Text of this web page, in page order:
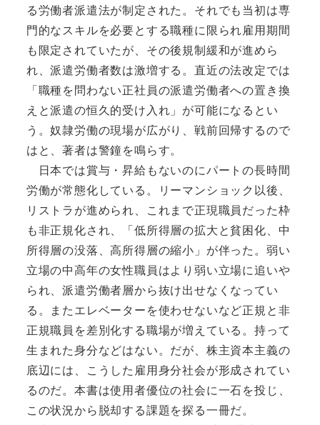
る労働者派遣法が制定された。それでも当初は専
門的なスキルを必要とする職種に限られ雇用期間
も限定されていたが、その後規制緩和が進めら
れ、派遣労働者数は激増する。直近の法改定では
「職種を問わない正社員の派遣労働者への置き換
えと派遣の恒久的受け入れ」が可能になるとい
う。奴隷労働の現場が広がり、戦前回帰するので
はと、著者は警鐘を鳴らす。
日本では賞与・昇給もないのにパートの長時間
労働が常態化している。リーマンショック以後、
リストラが進められ、これまで正現職員だった枠
も非正規化され、「低所得層の拡大と貧困化、中
所得層の没落、高所得層の縮小」が伴った。弱い
立場の中高年の女性職員はより弱い立場に追いや
られ、派遣労働者層から抜け出せなくなってい
る。またエレベーターを使わせないなど正規と非
正規職員を差別化する職場が増えている。持って
生まれた身分などはない。だが、株主資本主義の
底辺には、こうした雇用身分社会が形成されてい
るのだ。本書は使用者優位の社会に一石を投じ、
この状況から脱却する課題を探る一冊だ。